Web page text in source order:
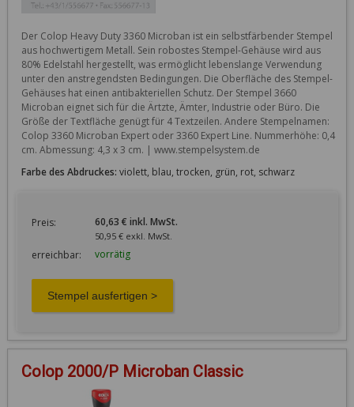
Der Colop Heavy Duty 3360 Microban ist ein selbstfärbender Stempel
aus hochwertigem Metall. Sein robostes Stempel-Gehäuse wird aus
80% Edelstahl hergestellt, was ermöglicht lebenslange Verwendung
unter den anstregendsten Bedingungen. Die Oberfläche des Stempel-
Gehäuses hat einen antibakteriellen Schutz. Der Stempel 3660
Microban eignet sich für die Ärtzte, Ämter, Industrie oder Büro. Die
Größe der Textfläche genügt für 4 Textzeilen. Andere Stempelnamen:
Colop 3360 Microban Expert oder 3360 Expert Line. Nummerhöhe: 0,4
cm. Abmessung: 4,3 x 3 cm. | www.stempelsystem.de
Farbe des Abdruckes: violett, blau, trocken, grün, rot, schwarz
Preis: 60,63 € inkl. MwSt.
50,95 € exkl. MwSt.
erreichbar: vorrätig
Colop 2000/P Microban Classic